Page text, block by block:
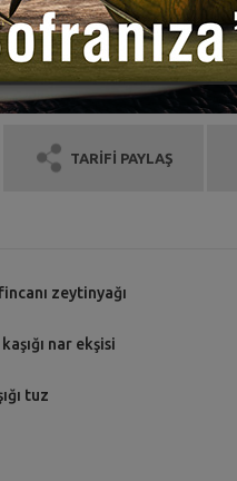
TARİFİ PAYLAŞ
zeytinyağı
nar ekşisi
tuz